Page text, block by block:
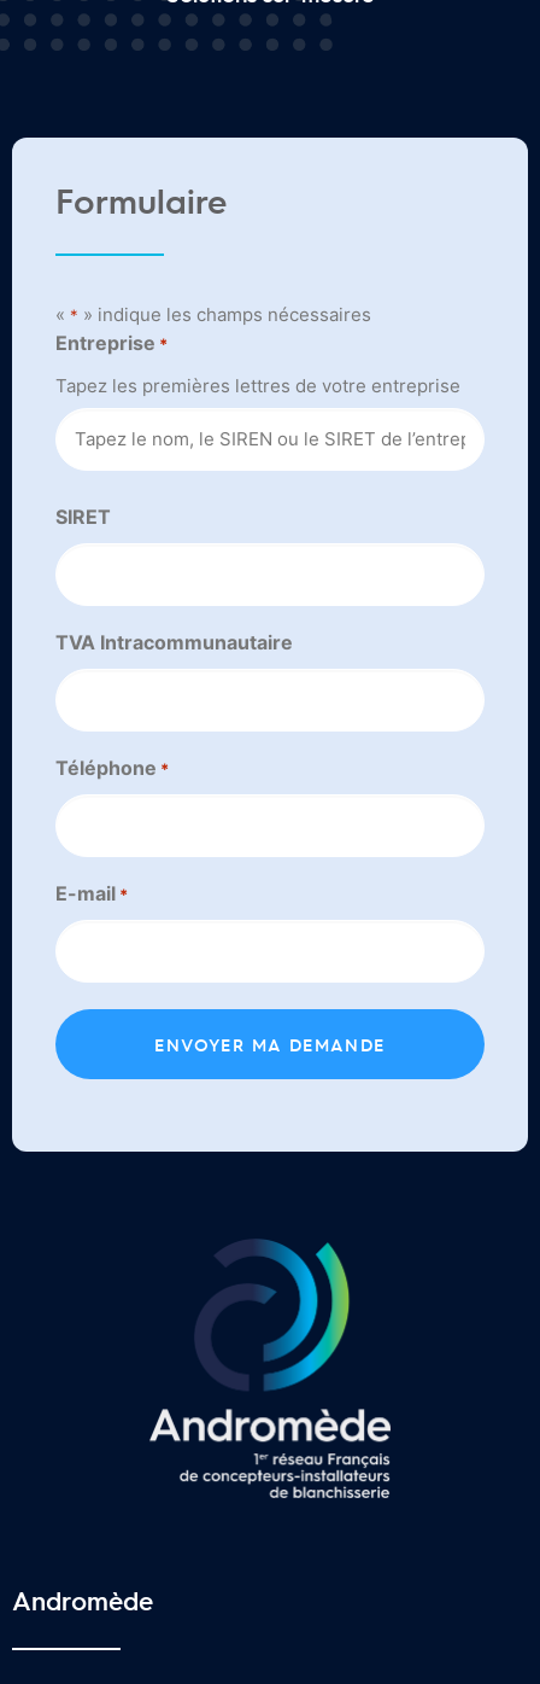
Formulaire
« * » indique les champs nécessaires
Entreprise *
Tapez les premières lettres de votre entreprise
SIRET
TVA Intracommunautaire
Téléphone *
E-mail *
Andromède